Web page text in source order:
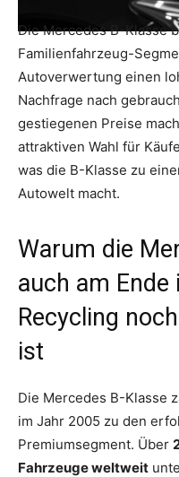
Die Mercedes B-Klasse
Familienfahrzeug-
Autoverwertung einen
Nachfrage nach
gestiegenen Preise
attraktiven Wahl für
was die B-Klasse zu
Autowelt macht.
Warum die
auch am
Recycling
ist
Die Mercedes B-Klasse
im Jahr 2005 zu den
Premiumsegment. Über
Fahrzeuge weltweit